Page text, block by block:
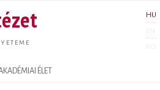
HU
ÉLET